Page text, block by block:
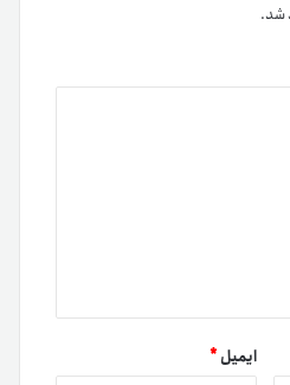
شد.
ایمیل*